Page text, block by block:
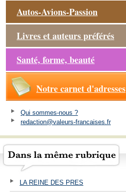
Autos-Avions-Passion
Livres et auteurs préférés
Santé, forme, beauté
Notre carnet d'adresses
Qui sommes-nous ?
redaction@valeurs-francaises.fr
LA REINE DES PRES